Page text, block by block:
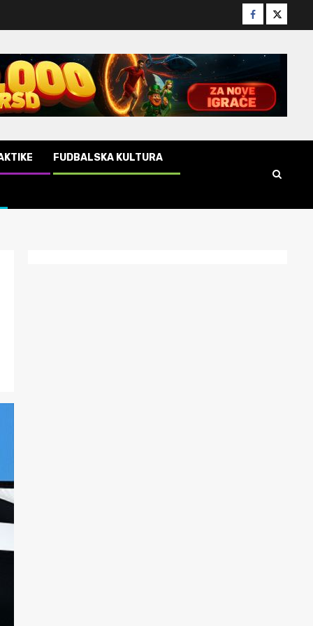
facebook
twitter
FUDBALSKA KULTURA